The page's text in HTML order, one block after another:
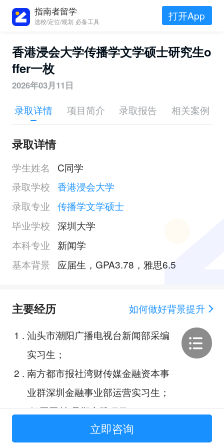
指南者留学
选校/定位/规划 必备工具 打开App
香港浸会大学传播学文学硕士研究生o
ffer一枚
2026年03月11日
录取详情 项目简介 录取报告 相关案例
录取详情
学生姓名
C同学
录取学校 香港浸会大学
录取专业 传播学文学硕士
毕业学校 深圳大学
本科专业
新闻学
基本背景
应届生，GPA3.78，雅思6.5
主要经历
如何做好背景提升
1 . 汕头市潮阳广播电视台新闻部采编
实习生；
2 . 南方都市报社湾财传媒金融资本事
业群深圳金融事业部运营实习生；
3.“解困围村”暑期实践项目；
以盒传文，“中”韵“泰”扬——中国对
立即咨询